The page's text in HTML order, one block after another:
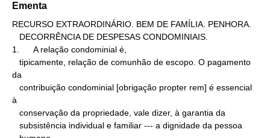
Ementa
RECURSO EXTRAORDINÁRIO. BEM DE FAMÍLIA. PENHORA.
1.      A relação condominial é,
da
à